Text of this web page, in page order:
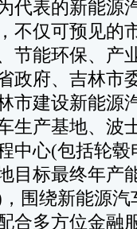
表的新能源
不仅可预见的
节能环保、产
政府、吉林市
市建设新能源
生产基地、波
中心(包括轮毂
目标最终年产
围绕新能源汽
合多方位金融